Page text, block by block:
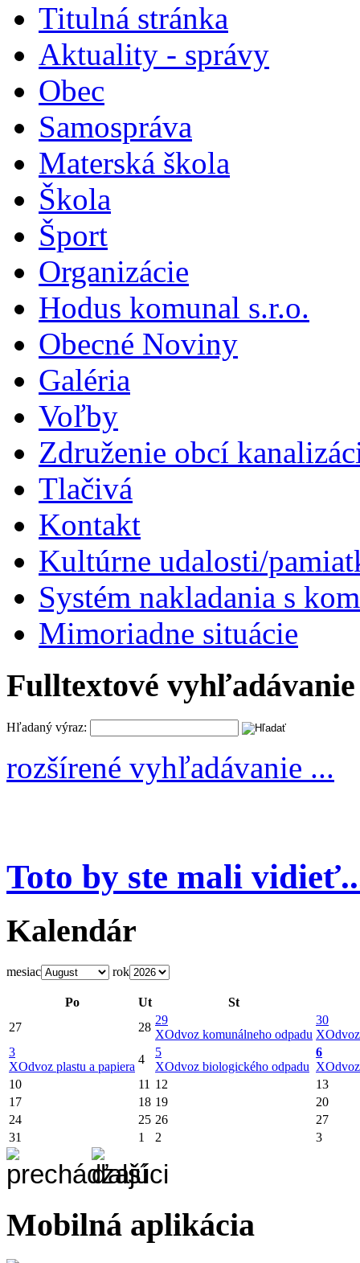
Titulná stránka
Aktuality - správy
Obec
Samospráva
Materská škola
Škola
Šport
Organizácie
Hodus komunal s.r.o.
Obecné Noviny
Galéria
Voľby
Združenie obcí
Tlačivá
Kontakt
Kultúrne udalosti/
Systém nakladania s
Mimoriadne situácie
Fulltextové vyhľadávanie
Hľadaný výraz:
rozšírené vyhľadávanie ...
Toto by ste mali
Kalendár
mesiac rok
Po Ut
St
27
28
29
XOdvoz komunálneho odpadu
30
X
3
XOdvoz plastu a papiera
4
5
XOdvoz biologického odpadu
6
X
10
11 12
13
17
18 19
20
24
25 26
27
31
1 2 3
Mobilná aplikácia